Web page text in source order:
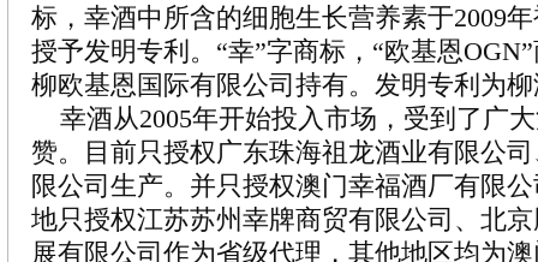
标，幸酒中所含的细胞生长营养素于2009
授予发明专利。“幸”字商标，“欧基恩
柳欧基恩国际有限公司持有。发明专利为
幸酒从2005年开始投入市场，受到了广
赞。目前只授权广东珠海祖龙酒业有限公
限公司生产。并只授权澳门幸福酒厂有限
地只授权江苏苏州幸牌商贸有限公司、北
展有限公司作为省级代理，其他地区均为